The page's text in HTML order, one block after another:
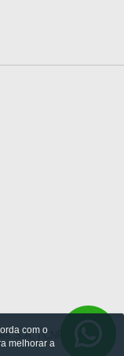
S.A. | CNPJ:
com o
melhorar a